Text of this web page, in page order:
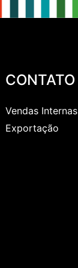
CONTATO
Vendas Internas
Exportação